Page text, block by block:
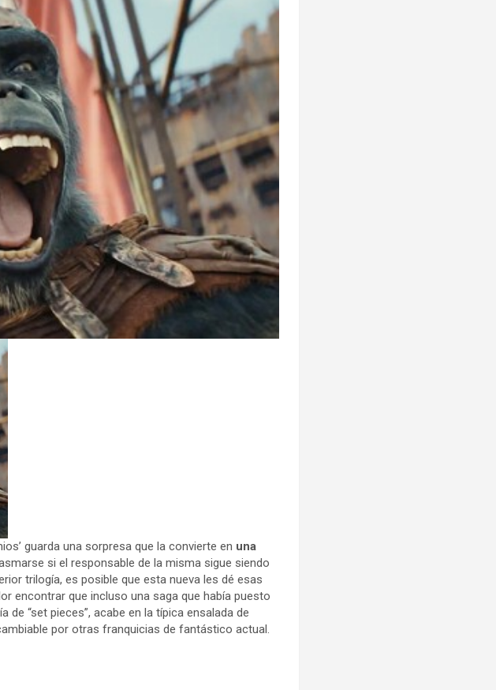
guarda una sorpresa que la convierte en una
si el responsable de la misma sigue siendo
trilogía, es posible que esta nueva les dé esas
encontrar que incluso una saga que había puesto
“set pieces”, acabe en la típica ensalada de
por otras franquicias de fantástico actual.